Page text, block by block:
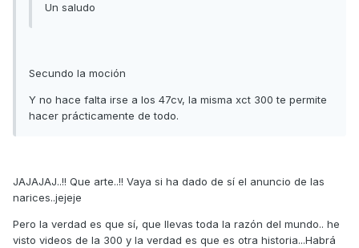
Un saludo
Secundo la moción
Y no hace falta irse a los 47cv, la misma xct 300 te permite
hacer prácticamente de todo.
JAJAJAJ..!! Que arte..!! Vaya si ha dado de sí el anuncio de las
narices..jejeje
Pero la verdad es que sí, que llevas toda la razón del mundo.. he
visto videos de la 300 y la verdad es que es otra historia...Habrá